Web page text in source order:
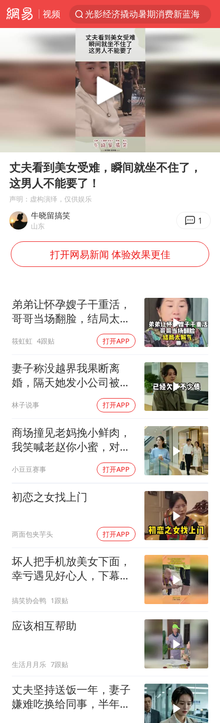
视频
光影经济撬动暑期消费新蓝海
马克·艾伦退出斯诺克中国公开赛
上四休三，但降薪1000元，你接受吗？
央视新主播李秋莹孙亚鹏亮相
情侣平潭拍日出坠崖1死1伤
老挝国会主席赛宋蓬逝世
黄金牛市回来了吗
《欢迎来龙餐馆》口碑
茅台部分直营店飞天茅台提价
白海豚将正面袭击贯穿浙江
酒店回应车内过夜被收150元
杭州全市有序停课
“不怕六爷挂得多 就怕六爷挂一颗”
乐享全民健身 共筑健康中国
Play
00:14
丈夫看到美女受难，瞬间就坐不住了，
这男人不能要了！
声明：虚构演绎，仅供娱乐
牛晓留搞笑
山东 1
打开网易新闻 体验效果更佳
弟弟让怀孕嫂子干重活，
哥哥当场翻脸，结局太解
筱虹虹 4跟贴 打开APP
妻子称没越界我果断离
婚，隔天她发小公司被我
林子说事 打开APP
商场撞见老妈挽小鲜肉，
我笑喊老赵你小蜜，对方
小豆豆赛事 打开APP
初恋之女找上门
两面包夹芋头 打开APP
坏人把手机放美女下面，
幸亏遇见好心人，下幕反
搞笑协会鸭 1跟贴
应该相互帮助
生活月月乐 7跟贴
丈夫坚持送饭一年，妻子
嫌难吃换给同事，半年后